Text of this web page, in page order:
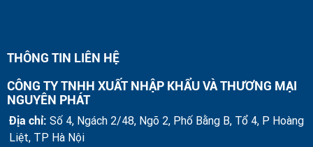
THÔNG TIN LIÊN HỆ
CÔNG TY TNHH XUẤT NHẬP KHẨU VÀ THƯƠNG MẠI
NGUYÊN PHÁT
Địa chỉ: Số 4, Ngách 2/48, Ngõ 2, Phố Bằng B, Tổ 4, P Hoàng
Liệt, TP Hà Nội